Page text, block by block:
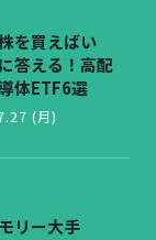
を買えばい
答える！高配
体ETF6選
(月)
リー大手